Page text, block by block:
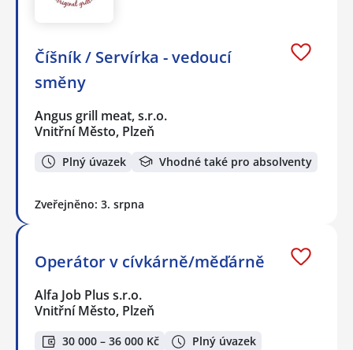
Číšník / Servírka - vedoucí
směny
Angus grill meat, s.r.o.
Vnitřní Město, Plzeň
Plný úvazek Vhodné také pro absolventy
Zveřejněno: 3. srpna
Operátor v cívkárně/měďárně
Alfa Job Plus s.r.o.
Vnitřní Město, Plzeň
30 000 – 36 000 Kč
Plný úvazek